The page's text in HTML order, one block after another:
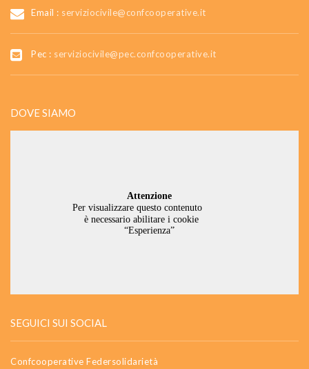
Email : serviziocivile@confcooperative.it
Pec : serviziocivile@pec.confcooperative.it
DOVE SIAMO
SEGUICI SUI SOCIAL
Confcooperative Federsolidarietà